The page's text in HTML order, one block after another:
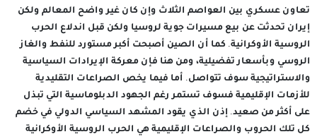
تعاون عسكري بين العواصم الثلاث وإن كان غير واضح المعالم ولكن
إيران تحدثت عن بيع مسيرات جوية لروسيا ولكن قبل اندلاع الحرب
الروسية الأوكرانية. كما أن الصين أصبحت أكبر مستورد للنفط والغاز
الروسي وبأسعار تفضيلية، ومن هنا فإن معركة الإيرادات السياسية
والاستراتيجية سوف تتواصل. أما فيما يخص الصراعات التقليدية
للأزمات الإقليمية فسوف تستمر رغم الجهود الدبلوماسية التي تبذل
على أكثر من صعيد. إذن الذي يقود المشهد السياسي الدولي في خضم
كل تلك الحروب والصراعات الإقليمية هي الحرب الروسية الأوكرانية